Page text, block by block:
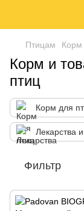
Птицам Корм
Корм и
птиц
Корм для
Лекарства
Фильтр